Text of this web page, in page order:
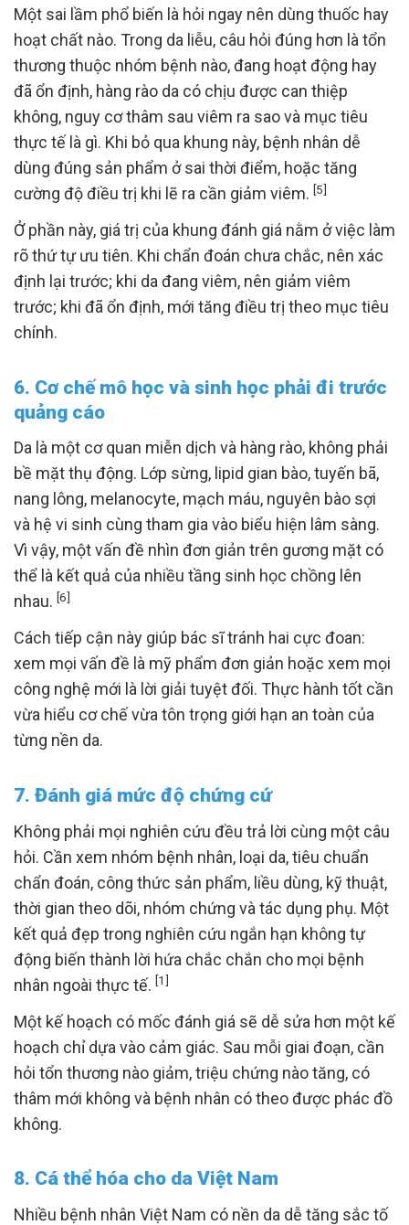
Một sai lầm phổ biến là hỏi ngay nên dùng thuốc hay
hoạt chất nào. Trong da liễu, câu hỏi đúng hơn là tổn
thương thuộc nhóm bệnh nào, đang hoạt động hay
đã ổn định, hàng rào da có chịu được can thiệp
không, nguy cơ thâm sau viêm ra sao và mục tiêu
thực tế là gì. Khi bỏ qua khung này, bệnh nhân dễ
dùng đúng sản phẩm ở sai thời điểm, hoặc tăng
cường độ điều trị khi lẽ ra cần giảm viêm. [5]
Ở phần này, giá trị của khung đánh giá nằm ở việc làm
rõ thứ tự ưu tiên. Khi chẩn đoán chưa chắc, nên xác
định lại trước; khi da đang viêm, nên giảm viêm
trước; khi đã ổn định, mới tăng điều trị theo mục tiêu
chính.
6. Cơ chế mô học và sinh học phải đi trước
quảng cáo
Da là một cơ quan miễn dịch và hàng rào, không phải
bề mặt thụ động. Lớp sừng, lipid gian bào, tuyến bã,
nang lông, melanocyte, mạch máu, nguyên bào sợi
và hệ vi sinh cùng tham gia vào biểu hiện lâm sàng.
Vì vậy, một vấn đề nhìn đơn giản trên gương mặt có
thể là kết quả của nhiều tầng sinh học chồng lên
nhau. [6]
Cách tiếp cận này giúp bác sĩ tránh hai cực đoan:
xem mọi vấn đề là mỹ phẩm đơn giản hoặc xem mọi
công nghệ mới là lời giải tuyệt đối. Thực hành tốt cần
vừa hiểu cơ chế vừa tôn trọng giới hạn an toàn của
từng nền da.
7. Đánh giá mức độ chứng cứ
Không phải mọi nghiên cứu đều trả lời cùng một câu
hỏi. Cần xem nhóm bệnh nhân, loại da, tiêu chuẩn
chẩn đoán, công thức sản phẩm, liều dùng, kỹ thuật,
thời gian theo dõi, nhóm chứng và tác dụng phụ. Một
kết quả đẹp trong nghiên cứu ngắn hạn không tự
động biến thành lời hứa chắc chắn cho mọi bệnh
nhân ngoài thực tế. [1]
Một kế hoạch có mốc đánh giá sẽ dễ sửa hơn một kế
hoạch chỉ dựa vào cảm giác. Sau mỗi giai đoạn, cần
hỏi tổn thương nào giảm, triệu chứng nào tăng, có
thâm mới không và bệnh nhân có theo được phác đồ
không.
8. Cá thể hóa cho da Việt Nam
Nhiều bệnh nhân Việt Nam có nền da dễ tăng sắc tố